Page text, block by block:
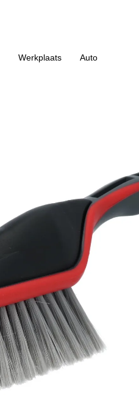
Werkplaats Auto